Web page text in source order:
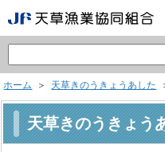
ホーム ＞ 天草きのうきょうあした
天草きのうきょう